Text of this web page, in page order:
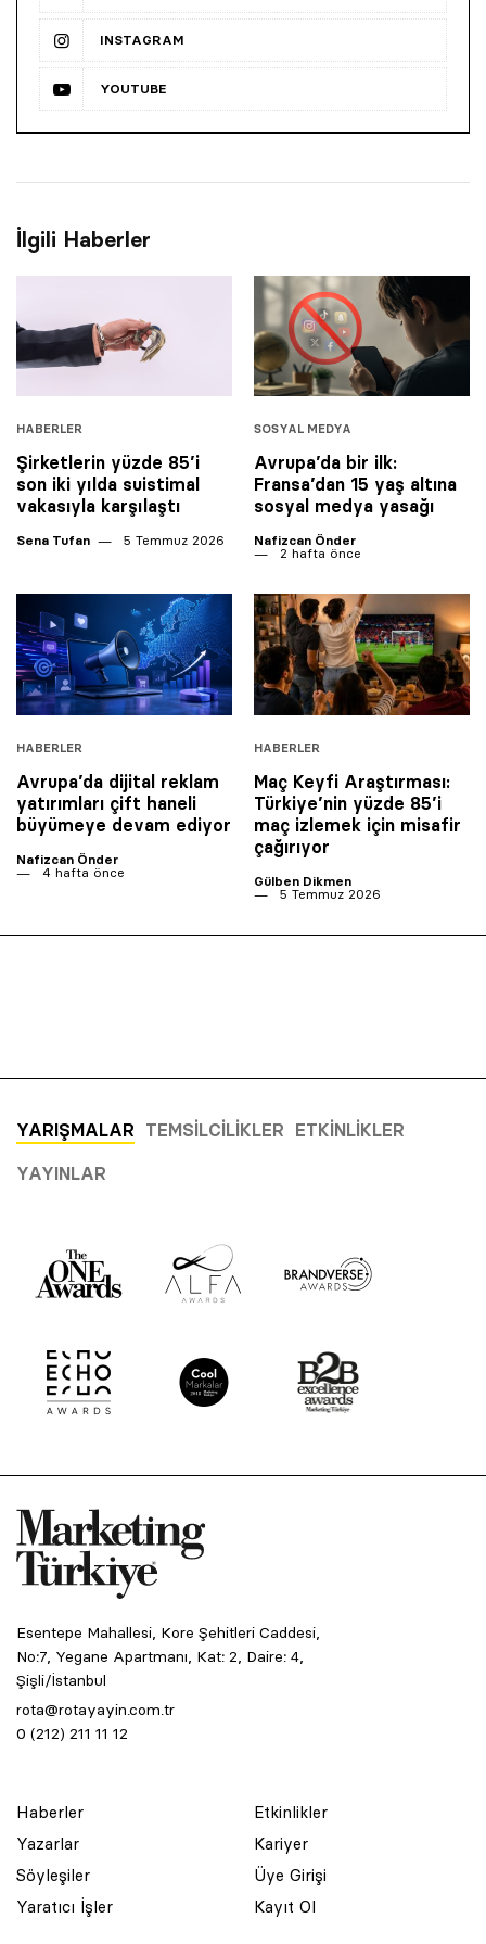
INSTAGRAM
YOUTUBE
İlgili Haberler
HABERLER
Şirketlerin yüzde 85’i
son iki yılda suistimal
vakasıyla karşılaştı
Sena Tufan 5 Temmuz 2026
SOSYAL MEDYA
Avrupa’da bir ilk:
Fransa’dan 15 yaş altına
sosyal medya yasağı
Nafizcan Önder
2 hafta önce
HABERLER
Avrupa’da dijital reklam
yatırımları çift haneli
büyümeye devam ediyor
Nafizcan Önder
4 hafta önce
HABERLER
Maç Keyfi Araştırması:
Türkiye’nin yüzde 85’i
maç izlemek için misafir
çağırıyor
Gülben Dikmen
5 Temmuz 2026
YARIŞMALAR TEMSILCILIKLER ETKINLIKLER
YAYINLAR
Esentepe Mahallesi, Kore Şehitleri Caddesi,
No:7, Yegane Apartmanı, Kat: 2, Daire: 4,
Şişli/İstanbul
rota@rotayayin.com.tr
0 (212) 211 11 12
Haberler
Yazarlar
Söyleşiler
Yaratıcı İşler
Etkinlikler
Kariyer
Üye Girişi
Kayıt Ol